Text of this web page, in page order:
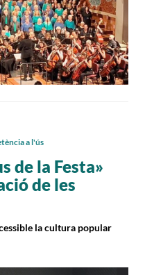
de la Festa»
de les
la cultura popular
a l'ús